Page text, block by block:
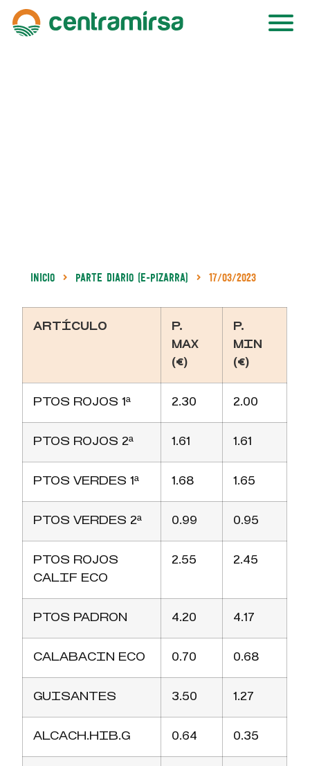
Inicio Parte Diario (e-Pizarra) 17/03/2023
ARTÍCULO
P.
MAX
(€)
P.
MIN
(€)
PTOS ROJOS 1ª 2.30 2.00
PTOS ROJOS 2ª 1.61 1.61
PTOS VERDES 1ª 1.68 1.65
PTOS VERDES 2ª 0.99 0.95
PTOS ROJOS
CALIF ECO
2.55 2.45
PTOS PADRON 4.20 4.17
CALABACIN ECO 0.70 0.68
GUISANTES 3.50 1.27
ALCACH.HIB.G 0.64 0.35